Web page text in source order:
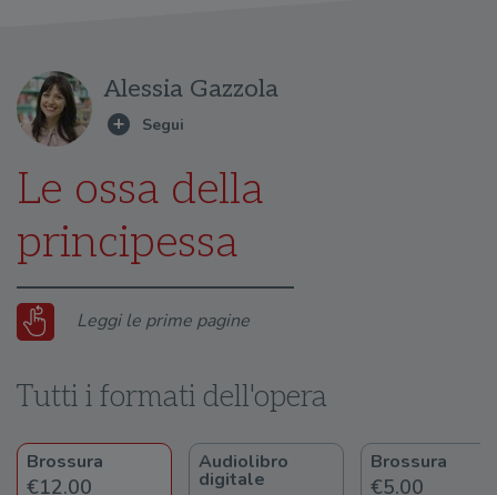
Alessia Gazzola
Le ossa della
principessa
Leggi le prime pagine
Tutti i formati dell'opera
Brossura
€12.00
Audiolibro
digitale
Brossura
€5.00